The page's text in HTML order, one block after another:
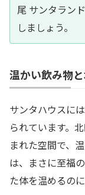
尾 サンタラン
しましょう。
温かい飲み物
サンタハウスに
られています。
まれた空間で、
は、まさに至福
た体を温めるの